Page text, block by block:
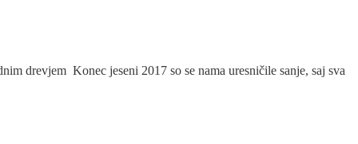
drevjem Konec jeseni 2017 so se nama uresničile sanje, saj sva